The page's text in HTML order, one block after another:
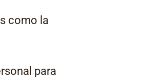
como la
para